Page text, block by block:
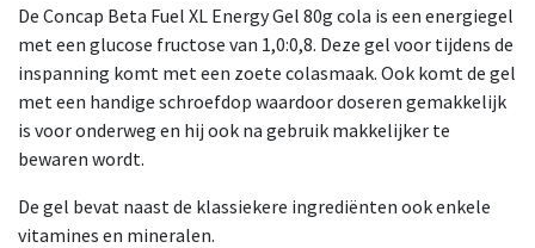
De Concap Beta Fuel XL Energy Gel 80g cola is een energiegel
met een glucose fructose van 1,0:0,8. Deze gel voor tijdens de
inspanning komt met een zoete colasmaak. Ook komt de gel
met een handige schroefdop waardoor doseren gemakkelijk
is voor onderweg en hij ook na gebruik makkelijker te
bewaren wordt.
De gel bevat naast de klassiekere ingrediënten ook enkele
vitamines en mineralen.